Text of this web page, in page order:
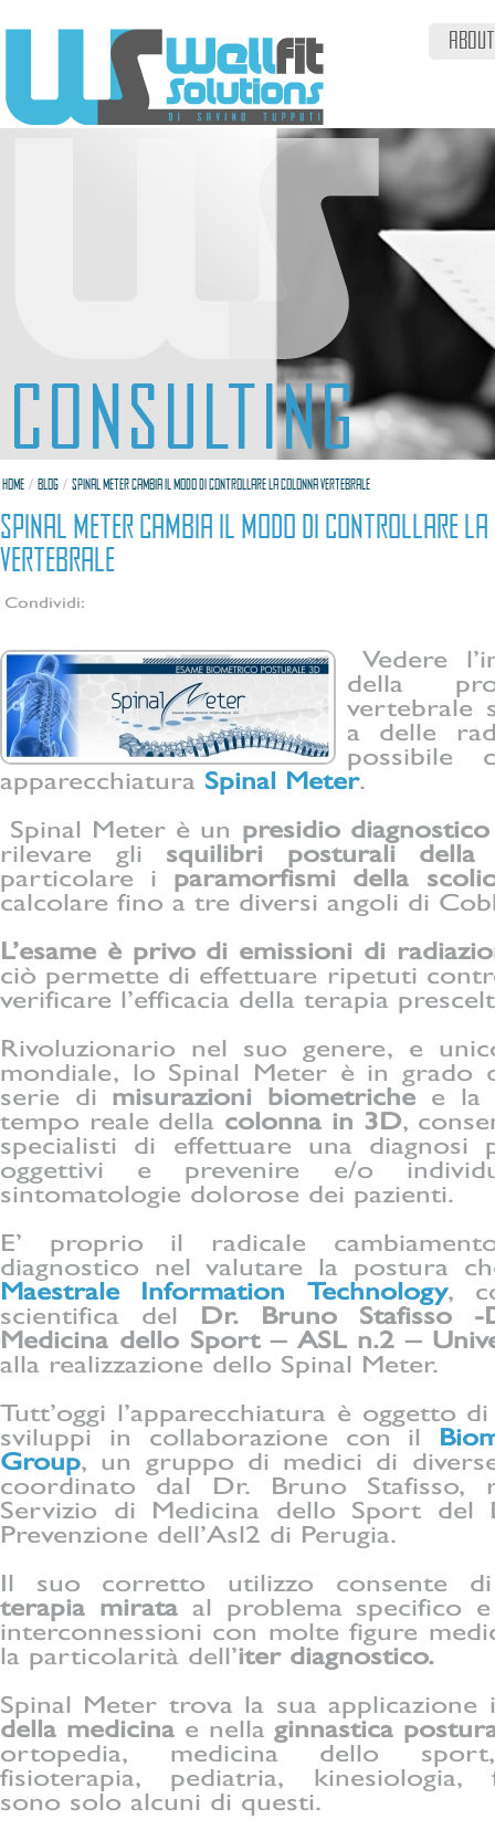
ABOUT
HOME / BLOG / SPINAL METER CAMBIA IL MODO DI CONTROLLARE LA COLONNA VERTEBRALE
SPINAL METER CAMBIA IL MODO DI CONTROLLARE
VERTEBRALE
Condividi:
Vedere
della
vertebrale
a delle
possibile
apparecchiatura Spinal Meter.
Spinal Meter è un presidio diagnostico
rilevare gli squilibri posturali della
particolare i paramorfismi della
calcolare fino a tre diversi angoli di
L’esame è privo di emissioni di
ciò permette di effettuare ripetuti
verificare l’efficacia della terapia
Rivoluzionario nel suo genere, e
mondiale, lo Spinal Meter è in grado
serie di misurazioni biometriche e la
tempo reale della colonna in 3D,
specialisti di effettuare una diagnosi
oggettivi e prevenire e/o
sintomatologie dolorose dei pazienti.
E’ proprio il radicale
diagnostico nel valutare la postura
Maestrale Information Technology,
scientifica del
Dr. Bruno Stafisso -
Medicina dello Sport – ASL n.2 –
alla realizzazione dello Spinal Meter.
Tutt’oggi l’apparecchiatura è oggetto
sviluppi in collaborazione con il
Group, un gruppo di medici di diverse
coordinato dal Dr. Bruno Stafisso,
Servizio di Medicina dello Sport del
Prevenzione dell’Asl2 di Perugia.
Il suo corretto utilizzo consente
terapia mirataal problema specifico e
interconnessioni con molte figure
la particolarità dell’iter diagnostico.
Spinal Meter trova la sua
della medicinae nella ginnastica
ortopedia, medicina dello
fisioterapia, pediatria, kinesiologia,
sono solo alcuni di questi.